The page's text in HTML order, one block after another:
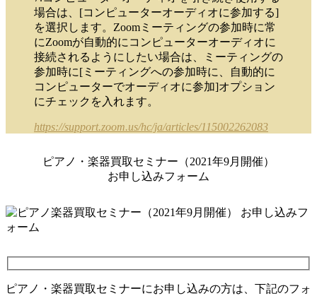
場合は、[コンピューターオーディオに参加する]
を選択します。Zoomミーティングの参加時に常
にZoomが自動的にコンピューターオーディオに
接続されるようにしたい場合は、ミーティングの
参加時に[ミーティングへの参加時に、自動的に
コンピューターでオーディオに参加]オプション
にチェックを入れます。
https://support.zoom.us/hc/ja/articles/115002262083
ピアノ・楽器買取セミナー（2021年9月開催）
お申し込みフォーム
ピアノ・楽器買取セミナーにお申し込みの方は、下記のフォ